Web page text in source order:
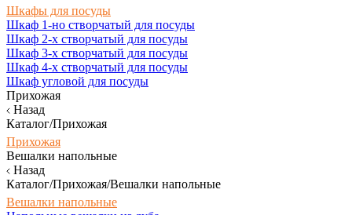
Шкафы для посуды
Шкаф 1-но створчатый для посуды
Шкаф 2-х створчатый для посуды
Шкаф 3-х створчатый для посуды
Шкаф 4-х створчатый для посуды
Шкаф угловой для посуды
Прихожая
Назад
Каталог/Прихожая
Прихожая
Вешалки напольные
Назад
Каталог/Прихожая/Вешалки напольные
Вешалки напольные